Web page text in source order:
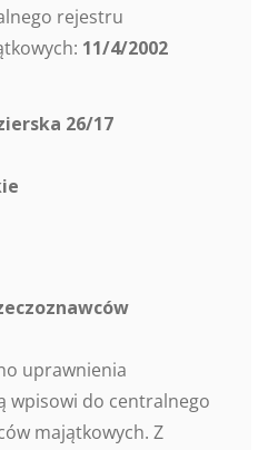
rejestru
11/4/2002
26/17
uprawnienia
wpisowi do centralnego
majątkowych. Z